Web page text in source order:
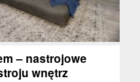
– nastrojowe
wnętrz